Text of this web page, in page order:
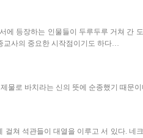
등장하는 인물들이 두루두루 거쳐
교사의 중요한 시작점이기도 하다…
물로 바치라는 신의 뜻에 순종했기 때
쳐 석관들이 대열을 이루고 서 있다.